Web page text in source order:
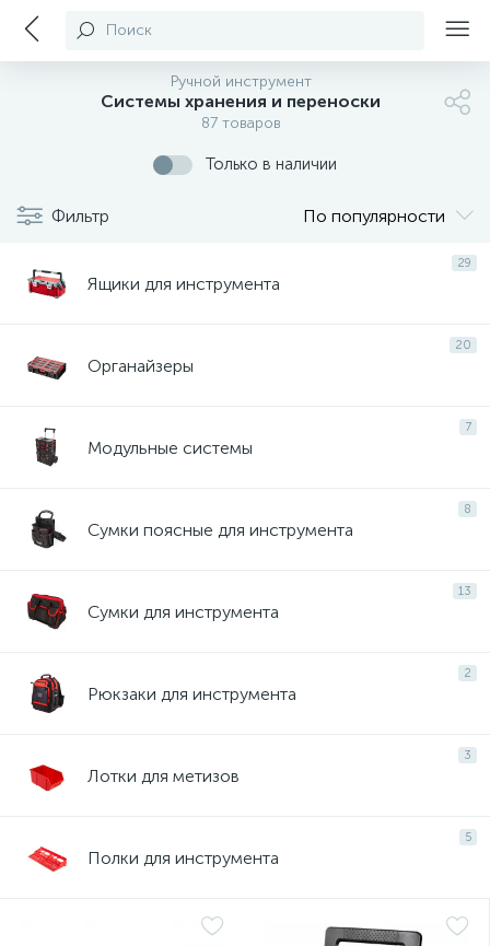
Поиск
Ручной инструмент
Системы хранения и переноски
87 товаров
Только в наличии
Фильтр По популярности
29
Ящики для инструмента
20
Органайзеры
7
Модульные системы
8
Сумки поясные для инструмента
13
Сумки для инструмента
2
Рюкзаки для инструмента
3
Лотки для метизов
5
Полки для инструмента